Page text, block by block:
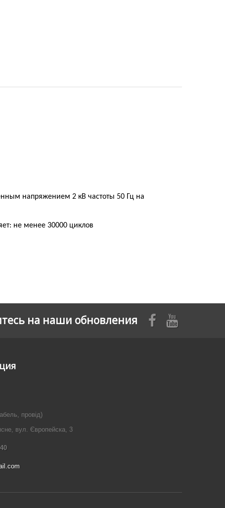
напряжением 2 кВ частоты 50 Гц на
не менее 30000 циклов
на наши обновления
провід)
вул. Європейска, 3